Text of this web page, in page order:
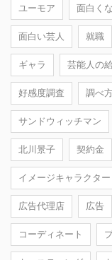
ユーモア 面白く
面白い芸人 就職
ギャラ 芸能人の
好感度調査 調べ
サンドウィッチマン
北川景子 契約金
イメージキャラクター
広告代理店 広告
コーディネート